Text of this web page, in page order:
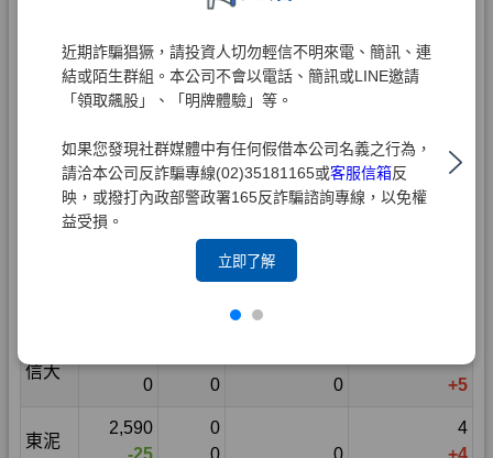
近期詐騙猖獗，請投資人切勿輕信不明來電、簡訊、連
結或陌生群組。本公司不會以電話、簡訊或LINE邀請
「領取飆股」、「明牌體驗」等。
如果您發現社群媒體中有任何假借本公司名義之行為，
請洽本公司反詐騙專線(02)35181165或客服信箱反
映，或撥打內政部警政署165反詐騙諮詢專線，以免權
益受損。
立即了解